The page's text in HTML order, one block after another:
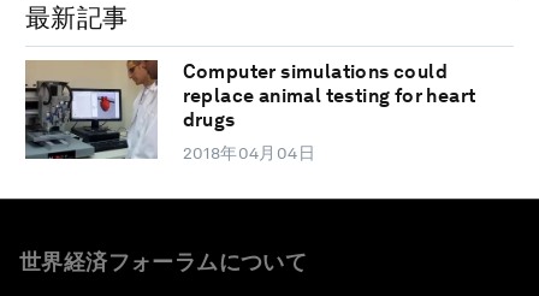
最新記事
Computer simulations could
replace animal testing for heart
drugs
2018年04月04日
世界経済フォーラムについて